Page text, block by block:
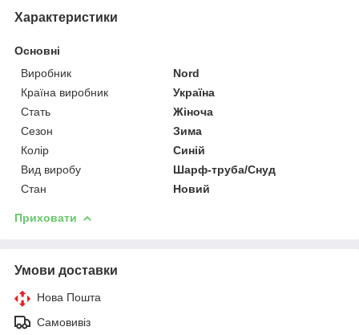
Характеристики
Основні
Виробник
Nord
Країна виробник
Україна
Стать
Жіноча
Сезон
Зима
Колір
Синій
Вид виробу
Шарф-труба/Снуд
Стан
Новий
Приховати
Умови доставки
Нова Пошта
Самовивіз